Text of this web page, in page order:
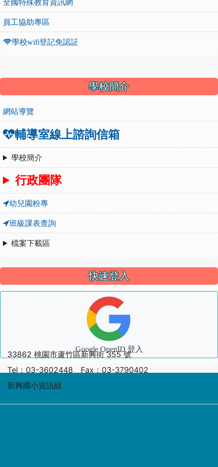
全國特殊教育資訊網
員工協助專區
學校wifi登記免認証
學校簡介
網站導覽
輔導室線上諮詢信箱
學校簡介
行政團隊
幼兒園粉專
班級課表查詢
檔案下載區
快速登入
Google OpenID 登入
33862 桃園市蘆竹區新興街 355 號
Tel：03-3602448 Fax：03-3790402
新興國小資訊組